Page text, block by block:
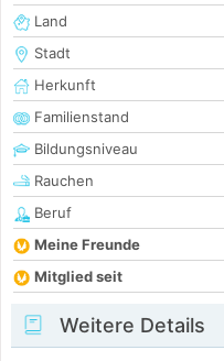
Land
Stadt
Herkunft
Familienstand
Bildungsniveau
Rauchen
Beruf
Meine Freunde
Mitglied seit
Weitere Details